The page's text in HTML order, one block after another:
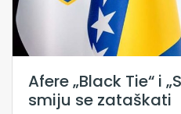
Afere „Black Tie“ i
smiju se zataškati